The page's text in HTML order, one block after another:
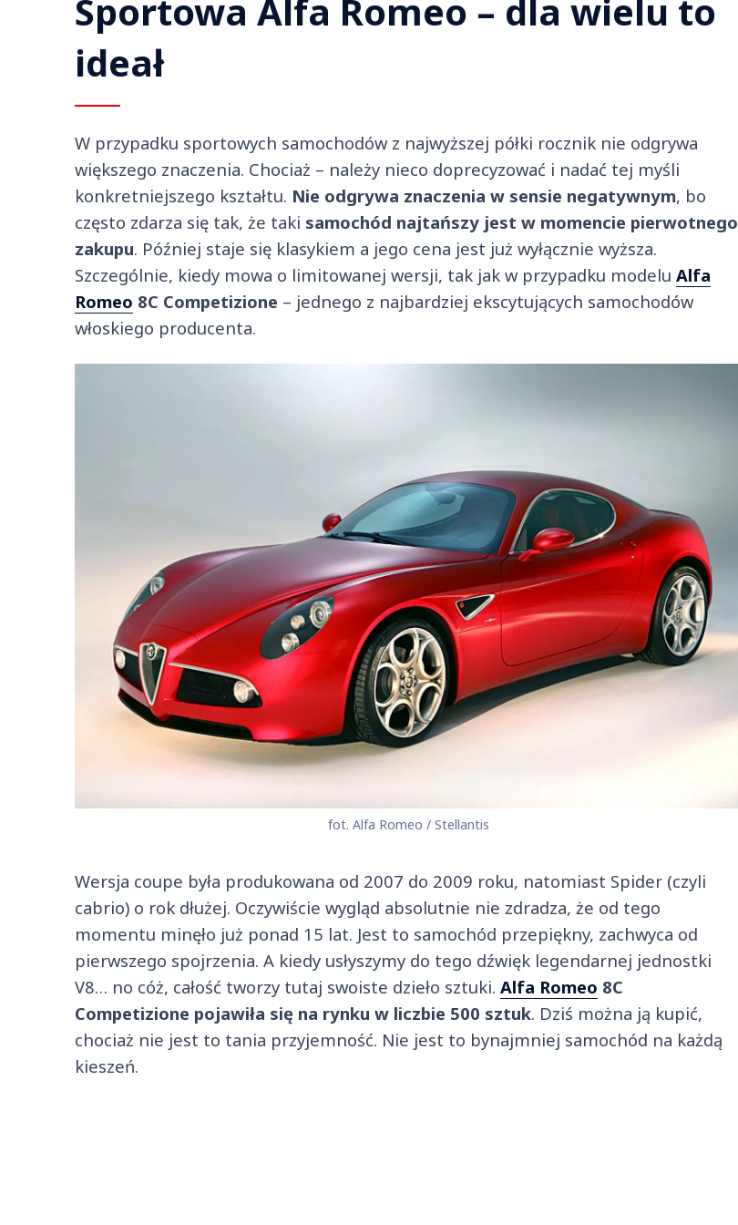
Sportowa Alfa Romeo – dla wielu to
ideał
W przypadku sportowych samochodów z najwyższej półki rocznik nie odgrywa
większego znaczenia. Chociaż – należy nieco doprecyzować i nadać tej myśli
konkretniejszego kształtu. Nie odgrywa znaczenia w sensie negatywnym, bo
często zdarza się tak, że taki samochód najtańszy jest w momencie pierwotnego
zakupu. Później staje się klasykiem a jego cena jest już wyłącznie wyższa.
Szczególnie, kiedy mowa o limitowanej wersji, tak jak w przypadku modelu Alfa
Romeo 8C Competizione – jednego z najbardziej ekscytujących samochodów
włoskiego producenta.
fot. Alfa Romeo / Stellantis
Wersja coupe była produkowana od 2007 do 2009 roku, natomiast Spider (czyli
cabrio) o rok dłużej. Oczywiście wygląd absolutnie nie zdradza, że od tego
momentu minęło już ponad 15 lat. Jest to samochód przepiękny, zachwyca od
pierwszego spojrzenia. A kiedy usłyszymy do tego dźwięk legendarnej jednostki
V8… no cóż, całość tworzy tutaj swoiste dzieło sztuki. Alfa Romeo 8C
Competizione pojawiła się na rynku w liczbie 500 sztuk. Dziś można ją kupić,
chociaż nie jest to tania przyjemność. Nie jest to bynajmniej samochód na każdą
kieszeń.